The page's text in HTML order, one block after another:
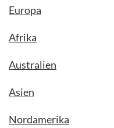
Europa
Afrika
Australien
Asien
Nordamerika